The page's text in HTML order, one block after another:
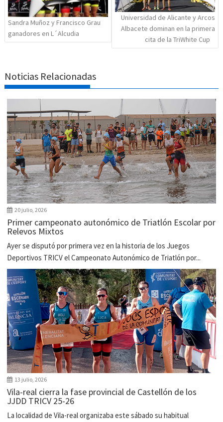
Sandra Muñoz y Francisco Grau
ganadores en L´Alcudia
Universidad de Alicante y Arcos
Albacete dominan en la primera
cita de la TriWhite Cup
Noticias Relacionadas
20 julio, 2026
Primer campeonato autonómico de Triatlón Escolar por
Relevos Mixtos
Ayer se disputó por primera vez en la historia de los Juegos
Deportivos TRICV el Campeonato Autonómico de Triatlón por...
13 julio, 2026
Vila-real cierra la fase provincial de Castellón de los
JJDD TRICV 25-26
La localidad de Vila-real organizaba este sábado su habitual